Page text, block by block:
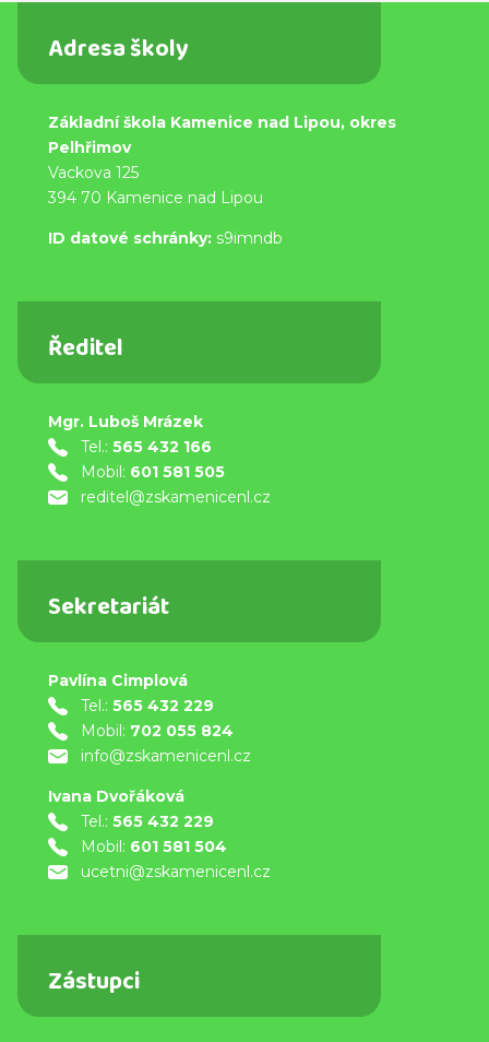
Adresa školy
Základní škola Kamenice nad Lipou, okres
Pelhřimov
Vackova 125
394 70 Kamenice nad Lipou
ID datové schránky: s9imndb
Ředitel
Mgr. Luboš Mrázek
Tel.: 565 432 166
Mobil: 601 581 505
reditel@zskamenicenl.cz
Sekretariát
Pavlína Cimplová
Tel.: 565 432 229
Mobil: 702 055 824
info@zskamenicenl.cz
Ivana Dvořáková
Tel.: 565 432 229
Mobil: 601 581 504
ucetni@zskamenicenl.cz
Zástupci